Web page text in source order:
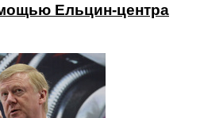
Ельцин-центра